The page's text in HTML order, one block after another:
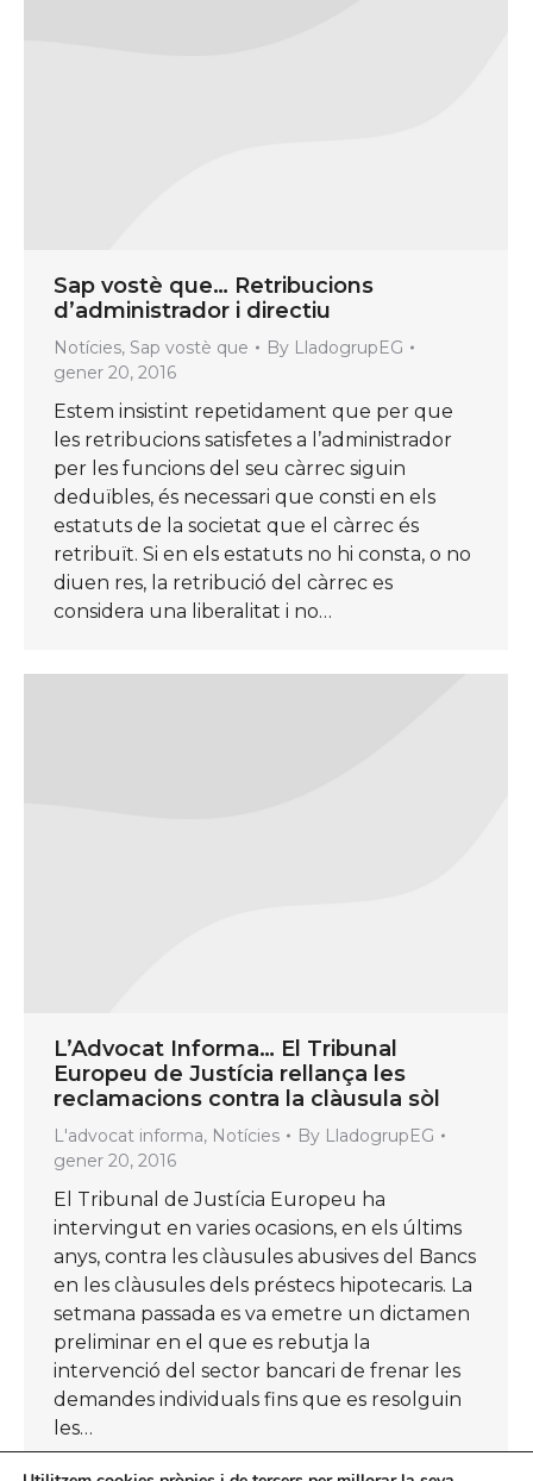
Sap vostè que… Retribucions
d’administrador i directiu
Notícies, Sap vostè que By LladogrupEG
gener 20, 2016
Estem insistint repetidament que per que
les retribucions satisfetes a l’administrador
per les funcions del seu càrrec siguin
deduïbles, és necessari que consti en els
estatuts de la societat que el càrrec és
retribuït. Si en els estatuts no hi consta, o no
diuen res, la retribució del càrrec es
considera una liberalitat i no…
L’Advocat Informa… El Tribunal
Europeu de Justícia rellança les
reclamacions contra la clàusula sòl
L'advocat informa, Notícies By LladogrupEG
gener 20, 2016
El Tribunal de Justícia Europeu ha
intervingut en varies ocasions, en els últims
anys, contra les clàusules abusives del Bancs
en les clàusules dels préstecs hipotecaris. La
setmana passada es va emetre un dictamen
preliminar en el que es rebutja la
intervenció del sector bancari de frenar les
demandes individuals fins que es resolguin
les…